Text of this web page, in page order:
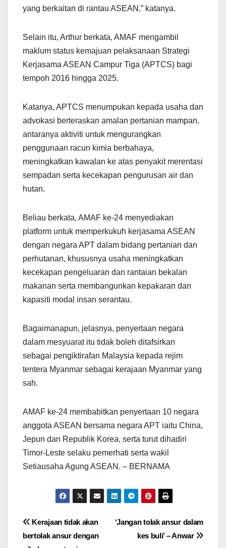
yang berkaitan di rantau ASEAN,” katanya.
Selain itu, Arthur berkata, AMAF mengambil
maklum status kemajuan pelaksanaan Strategi
Kerjasama ASEAN Campur Tiga (APTCS) bagi
tempoh 2016 hingga 2025.
Katanya, APTCS menumpukan kepada usaha dan
advokasi berteraskan amalan pertanian mampan,
antaranya aktiviti untuk mengurangkan
penggunaan racun kimia berbahaya,
meningkatkan kawalan ke atas penyakit merentasi
sempadan serta kecekapan pengurusan air dan
hutan.
Beliau berkata, AMAF ke-24 menyediakan
platform untuk memperkukuh kerjasama ASEAN
dengan negara APT dalam bidang pertanian dan
perhutanan, khususnya usaha meningkatkan
kecekapan pengeluaran dan rantaian bekalan
makanan serta membangunkan kepakaran dan
kapasiti modal insan serantau.
Bagaimanapun, jelasnya, penyertaan negara
dalam mesyuarat itu tidak boleh ditafsirkan
sebagai pengiktirafan Malaysia kepada rejim
tentera Myanmar sebagai kerajaan Myanmar yang
sah.
AMAF ke-24 membabitkan penyertaan 10 negara
anggota ASEAN bersama negara APT iaitu China,
Jepun dan Republik Korea, serta turut dihadiri
Timor-Leste selaku pemerhati serta wakil
Setiausaha Agung ASEAN. – BERNAMA
Post
‘Jangan tolak ansur dalam
kes buli’ – Anwar
Kerajaan tidak akan
bertolak ansur dengan